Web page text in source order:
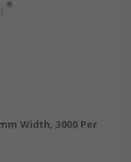
Width, 3000 Per